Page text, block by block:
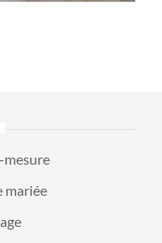
mesure
mariée